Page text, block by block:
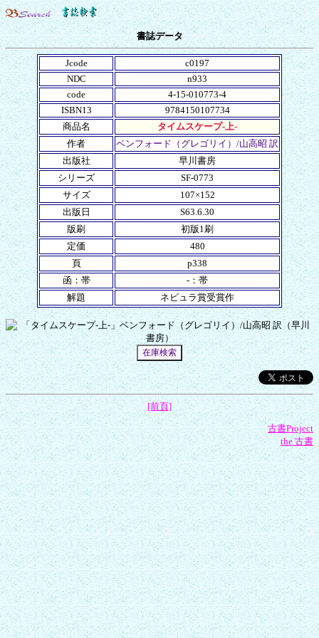
書誌データ
Jcode
c0197
NDC
n933
code
4-15-010773-4
ISBN13
9784150107734
商品名
タイムスケープ-上-
作者
ベンフォード（グレゴリイ）/山高昭 訳
出版社
早川書房
シリーズ
SF-0773
サイズ
107×152
出版日
S63.6.30
版刷
初版1刷
定価
480
頁
p338
函：帯
-：帯
解題
ネビュラ賞受賞作
[前頁]
古書Project
the 古書